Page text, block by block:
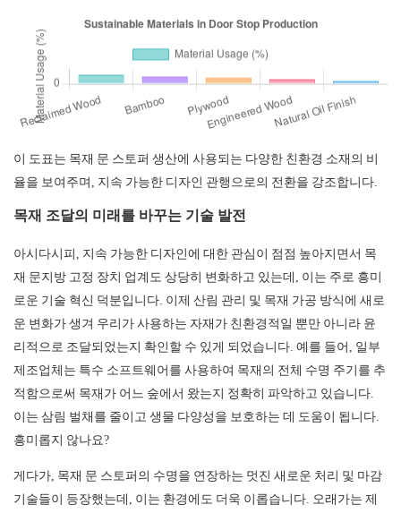
이 도표는 목재 문 스토퍼 생산에 사용되는 다양한 친환경 소재의 비
율을 보여주며, 지속 가능한 디자인 관행으로의 전환을 강조합니다.
목재 조달의 미래를 바꾸는 기술 발전
아시다시피, 지속 가능한 디자인에 대한 관심이 점점 높아지면서 목
재 문지방 고정 장치 업계도 상당히 변화하고 있는데, 이는 주로 흥미
로운 기술 혁신 덕분입니다. 이제 산림 관리 및 목재 가공 방식에 새로
운 변화가 생겨 우리가 사용하는 자재가 친환경적일 뿐만 아니라 윤
리적으로 조달되었는지 확인할 수 있게 되었습니다. 예를 들어, 일부
제조업체는 특수 소프트웨어를 사용하여 목재의 전체 수명 주기를 추
적함으로써 목재가 어느 숲에서 왔는지 정확히 파악하고 있습니다.
이는 삼림 벌채를 줄이고 생물 다양성을 보호하는 데 도움이 됩니다.
흥미롭지 않나요?
게다가, 목재 문 스토퍼의 수명을 연장하는 멋진 새로운 처리 및 마감
기술들이 등장했는데, 이는 환경에도 더욱 이롭습니다. 오래가는 제